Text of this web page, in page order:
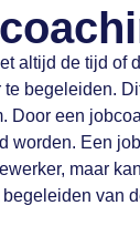
altijd de tijd of
begeleiden.
Door een
worden. Een
maar
van